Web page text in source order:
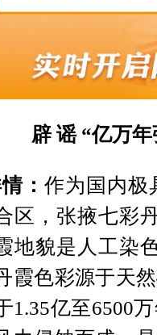
辟 谣 “亿万
： 作为国内极
区，张掖七彩
地貌是人工染
霞色彩源于天
1.35亿至6500